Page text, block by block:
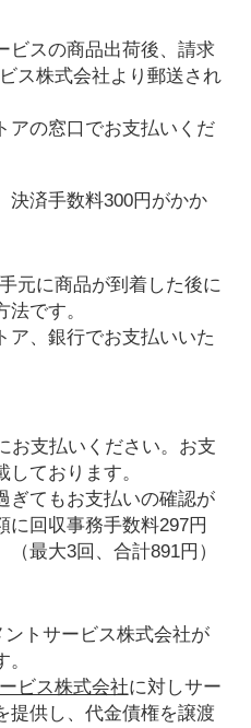
ビスの商品出荷後、請求
ス株式会社より郵送され
アの窓口でお支払いくだ
済手数料300円がかか
元に商品が到着した後に
です。
ア、銀行でお支払いいた
お支払いください。お支
ております。
ぎてもお支払いの確認が
に回収事務手数料297円
（最大3回、合計891円）
トサービス株式会社が
ビス株式会社に対しサー
提供し、代金債権を譲渡